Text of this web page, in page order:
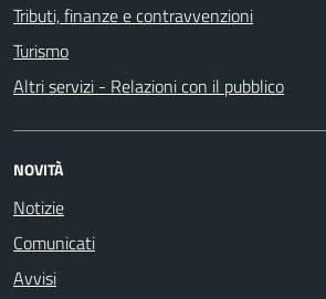
Tributi, finanze e contravvenzioni
Turismo
Altri servizi - Relazioni con il pubblico
NOVITÀ
Notizie
Comunicati
Avvisi